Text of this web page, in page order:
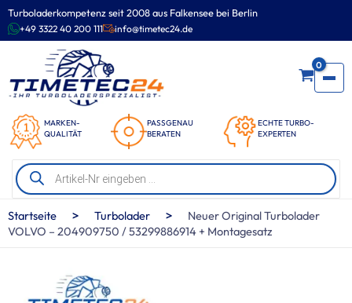
Turboladerkompetenz seit 2008 aus Falkensee bei Berlin
+49 3322 40 200 111 info@timetec24.de
MARKEN-
QUALITÄT
PASSGENAU
BERATEN
ECHTE TURBO-
EXPERTEN
0
Products
search
Zum
Inhalt
springen
Startseite > Turbolader >
Neuer Original Turbolader
VOLVO – 204909750 / 53299886914 + Montagesatz